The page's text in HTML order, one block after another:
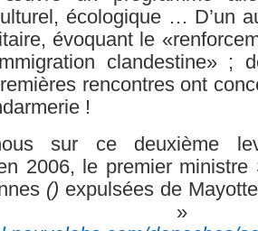
écologique … D’un
évoquant le
clandestine» ;
rencontres ont
!
sur ce deuxième
2006, le premier
() expulsées de